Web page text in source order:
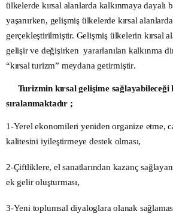
ülkelerde kırsal alanlarda kalkınmaya dayalı
yaşanırken, gelişmiş ülkelerde kırsal
gerçekleştirilmiştir. Gelişmiş ülkelerin kırsal
gelişir ve değişirken yararlanılan kalkınma
“kırsal turizm” meydana getirmiştir.
Turizmin kırsal gelişime sağlayabileceği
sıralanmaktadır ;
1-Yerel ekonomileri yeniden organize etme,
kalitesini iyileştirmeye destek olması,
2-Çiftliklere, el sanatlarından kazanç
ek gelir oluşturması,
3-Yeni toplumsal diyaloglara olanak